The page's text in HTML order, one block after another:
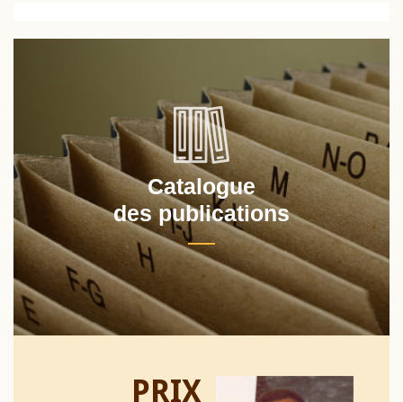
Catalogue
des publications
PRIX